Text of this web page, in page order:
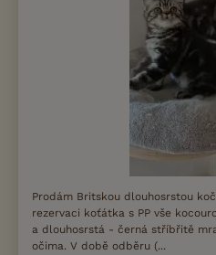
Prodám Britskou dlouhosrstou
rezervaci koťátka s PP vše
a dlouhosrstá - černá stříbřitě
očima. V době odběru (...